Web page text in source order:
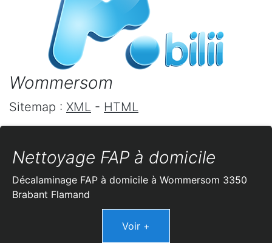
Wommersom
Sitemap : XML - HTML
Nettoyage FAP à domicile
Décalaminage FAP à domicile à Wommersom 3350
Brabant Flamand
Voir +